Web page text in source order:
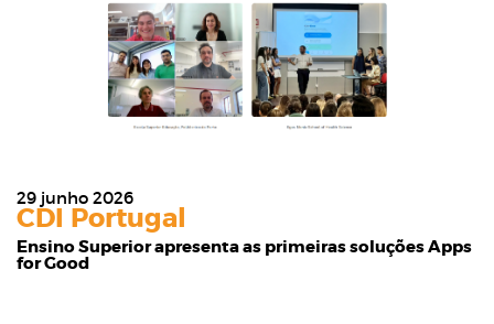
29 junho 2026
CDI Portugal
Ensino Superior apresenta as primeiras soluções Apps
for Good